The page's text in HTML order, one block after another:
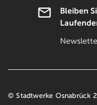
Bleiben
© Stadtwerke Osnabrück